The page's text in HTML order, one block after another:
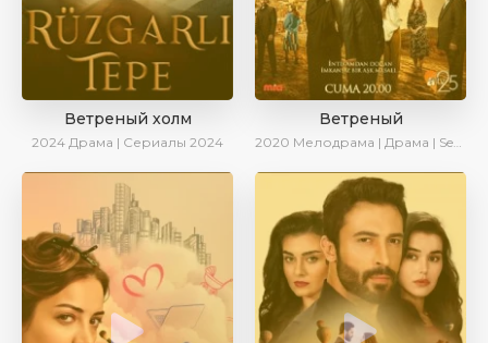
Ветреный холм
2024 Драма | Сериалы 2024
Ветреный
2020 Мелодрама | Драма | SesDizi | Ирина Котова | AveTurk